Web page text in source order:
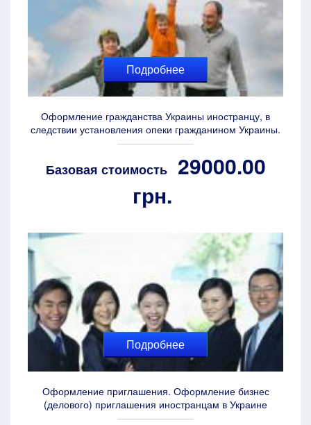
Подробнее
Оформление гражданства Украины иностранцу, в
следствии установления опеки гражданином Украины.
Базовая стоимость
29000.00
грн.
Подробнее
Оформление приглашения. Оформление бизнес
(делового) приглашения иностранцам в Украине